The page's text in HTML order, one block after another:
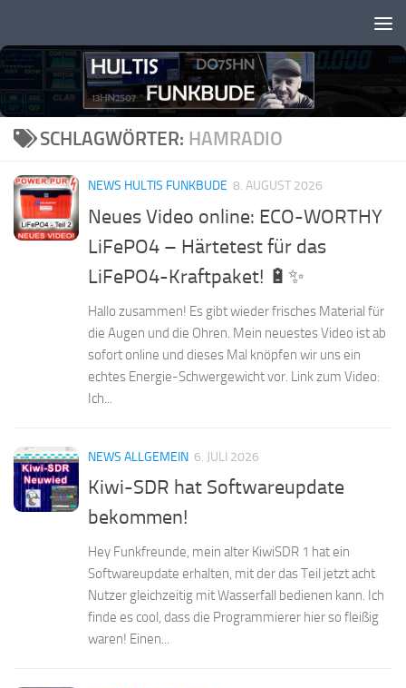
SCHLAGWÖRTER: HAMRADIO
NEWS HULTIS FUNKBUDE 8. AUGUST 2026
Neues Video online: ECO-WORTHY
LiFePO4 – Härtetest für das
LiFePO4-Kraftpaket! 🔋✨
Hallo zusammen! Es gibt wieder frisches Material für
die Augen und die Ohren. Mein neuestes Video ist ab
sofort online und dieses Mal knöpfen wir uns ein
echtes Energie-Schwergewicht vor. Link zum Video:
Ich...
NEWS ALLGEMEIN 6. JULI 2026
Kiwi-SDR hat Softwareupdate
bekommen!
Hey Funkfreunde, mein alter KiwiSDR 1 hat ein
Softwareupdate erhalten, mit der das Teil jetzt acht
Nutzer gleichzeitig mit Wasserfall bedienen kann. Ich
finde es cool, dass die Programmierer hier so fleißig
waren! Einen...